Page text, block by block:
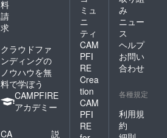
料
請
求
クラウドファ
ンディングの
ノウハウを無
料で学ぼう
CAMPFIRE
アカデミー
CA
説
ミュ
ニ
ティ
CAM
PFI
RE
Crea
tion
CAM
PFI
RE
み
ニュー
ス
ヘルプ
お問い
合わせ
各種規定
利用規
約